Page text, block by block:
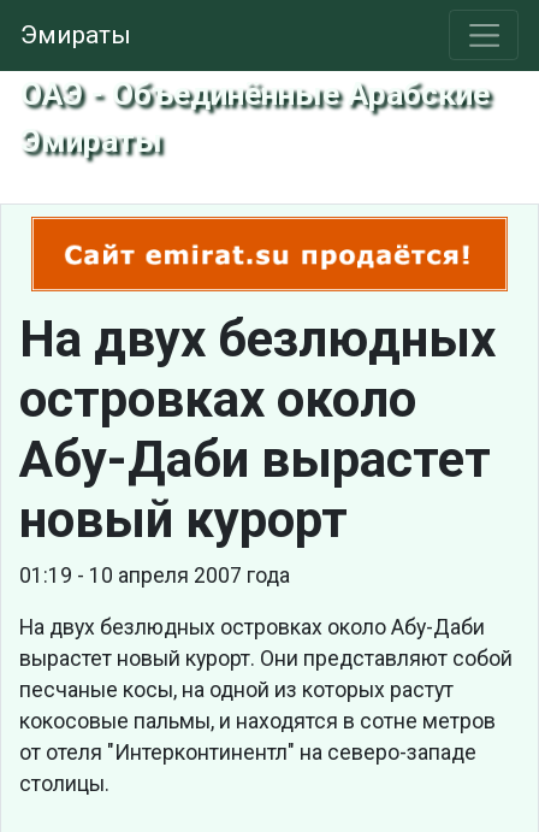
Эмираты
ОАЭ - Объединённые Арабские
Эмираты
На двух безлюдных
островках около
Абу-Даби вырастет
новый курорт
01:19 - 10 апреля 2007 года
На двух безлюдных островках около Абу-Даби
вырастет новый курорт. Они представляют собой
песчаные косы, на одной из которых растут
кокосовые пальмы, и находятся в сотне метров
от отеля "Интерконтинентл" на северо-западе
столицы.